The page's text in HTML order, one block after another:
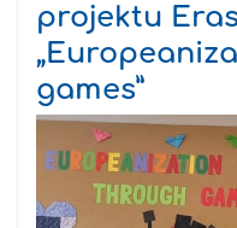
projektu
games”